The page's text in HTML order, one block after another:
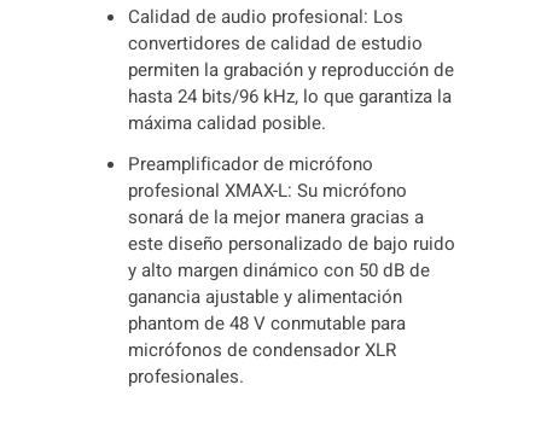
Calidad de audio profesional: Los
convertidores de calidad de estudio
permiten la grabación y reproducción de
hasta 24 bits/96 kHz, lo que garantiza la
máxima calidad posible.
Preamplificador de micrófono
profesional XMAX-L: Su micrófono
sonará de la mejor manera gracias a
este diseño personalizado de bajo ruido
y alto margen dinámico con 50 dB de
ganancia ajustable y alimentación
phantom de 48 V conmutable para
micrófonos de condensador XLR
profesionales.